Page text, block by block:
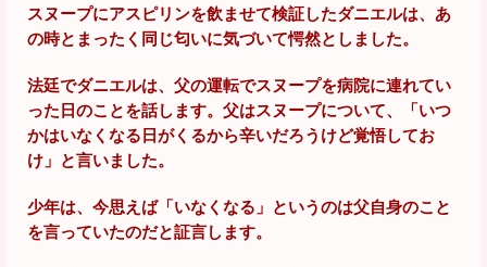
スヌープにアスピリンを飲ませて検証したダニエルは、あ
の時とまったく同じ匂いに気づいて愕然としました。
法廷でダニエルは、父の運転でスヌープを病院に連れてい
った日のことを話します。父はスヌープについて、「いつ
かはいなくなる日がくるから辛いだろうけど覚悟してお
け」と言いました。
少年は、今思えば「いなくなる」というのは父自身のこと
を言っていたのだと証言します。